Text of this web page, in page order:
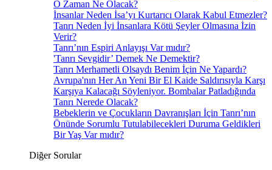
O Zaman Ne Olacak?
İnsanlar Neden İsa’yı Kurtarıcı Olarak Kabul Etmezler?
Tanrı Neden İyi İnsanlara Kötü Şeyler Olmasına İzin
Verir?
Tanrı’nın Espiri Anlayışı Var mıdır?
'Tanrı Sevgidir’ Demek Ne Demektir?
Tanrı Merhametli Olsaydı Benim İçin Ne Yapardı?
Avrupa'nın Her An Yeni Bir El Kaide Saldırısıyla Karşı
Karşıya Kalacağı Söyleniyor. Bombalar Patladığında
Tanrı Nerede Olacak?
Bebeklerin ve Çocukların Davranışları İçin Tanrı’nın
Önünde Sorumlu Tutulabilecekleri Duruma Geldikleri
Bir Yaş Var mıdır?
Diğer Sorular